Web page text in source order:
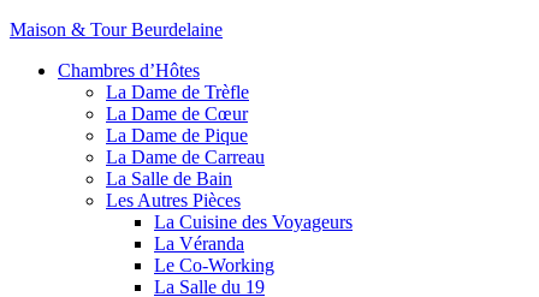
Maison & Tour Beurdelaine
Chambres d’Hôtes
La Dame de Trèfle
La Dame de Cœur
La Dame de Pique
La Dame de Carreau
La Salle de Bain
Les Autres Pièces
La Cuisine des Voyageurs
La Véranda
Le Co-Working
La Salle du 19